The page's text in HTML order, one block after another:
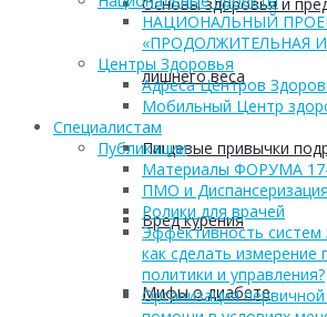
лишнего веса
Пищевые привычки
Вред курения
Мифы о диабете
НАЦИОНАЛЬНЫЙ
«ПРОДОЛЖИТЕЛЬНАЯ
Центры Здоровья
Адреса Центров
Мобильный Центр
Cпециалистам
Публикации
Материалы ФОРУМА
ПМО и
Ролики для врачей
Эффективность систем
как сделать измерение
политики и управления?
Организация